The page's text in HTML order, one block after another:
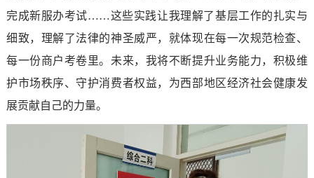
完成新服办考试……这些实践让我理解了基层工作的扎实与
细致，理解了法律的神圣威严，就体现在每一次规范检查、
每一份商户考卷里。未来，我将不断提升业务能力，积极维
护市场秩序、守护消费者权益，为西部地区经济社会健康发
展贡献自己的力量。